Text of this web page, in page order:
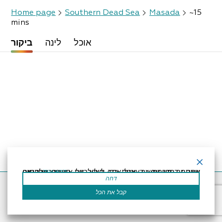
Home page Southern Dead Sea Masada
~15
mins
ביקור לינה אוכל
Accessibility Statement Regulation Powered by
אתר זה משתמש בעוגיות כדי לשפר את החוויה שלך.נניח שאתה בסדר עם זה, אבל אתה יכול לבטל את הסכמתך אם תרצה. קרא עוד
דחה
קבל את הכל